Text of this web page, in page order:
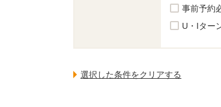
事前予約
U・Iター